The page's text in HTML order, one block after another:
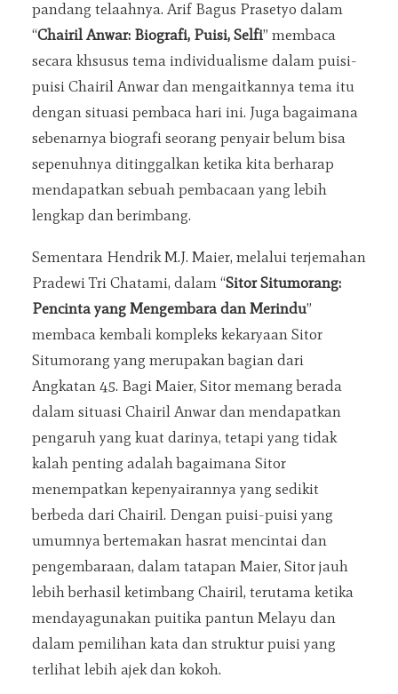
pandang telaahnya. Arif Bagus Prasetyo dalam
“Chairil Anwar: Biografi, Puisi, Selfi” membaca
secara khsusus tema individualisme dalam puisi-
puisi Chairil Anwar dan mengaitkannya tema itu
dengan situasi pembaca hari ini. Juga bagaimana
sebenarnya biografi seorang penyair belum bisa
sepenuhnya ditinggalkan ketika kita berharap
mendapatkan sebuah pembacaan yang lebih
lengkap dan berimbang.
Sementara Hendrik M.J. Maier, melalui terjemahan
Pradewi Tri Chatami, dalam “Sitor Situmorang:
Pencinta yang Mengembara dan Merindu”
membaca kembali kompleks kekaryaan Sitor
Situmorang yang merupakan bagian dari
Angkatan 45. Bagi Maier, Sitor memang berada
dalam situasi Chairil Anwar dan mendapatkan
pengaruh yang kuat darinya, tetapi yang tidak
kalah penting adalah bagaimana Sitor
menempatkan kepenyairannya yang sedikit
berbeda dari Chairil. Dengan puisi-puisi yang
umumnya bertemakan hasrat mencintai dan
pengembaraan, dalam tatapan Maier, Sitor jauh
lebih berhasil ketimbang Chairil, terutama ketika
mendayagunakan puitika pantun Melayu dan
dalam pemilihan kata dan struktur puisi yang
terlihat lebih ajek dan kokoh.